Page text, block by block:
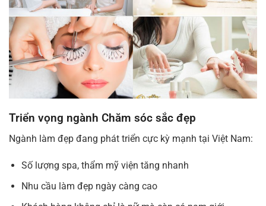
Triển vọng ngành Chăm sóc sắc đẹp
Ngành làm đẹp đang phát triển cực kỳ mạnh tại Việt Nam:
Số lượng spa, thẩm mỹ viện tăng nhanh
Nhu cầu làm đẹp ngày càng cao